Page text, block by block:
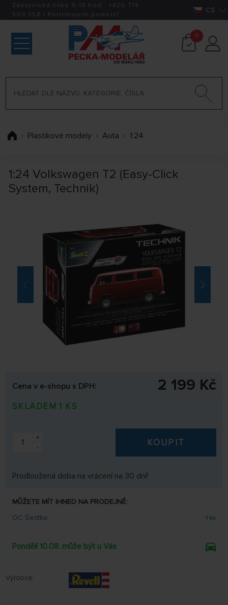
Zákaznická linka 9-18 hod.: +420 774
590 258 | Potřebujete pomoci? CS
0
Plastikové modely Auta 1:24
1:24 Volkswagen T2 (Easy-Click
System, Technik)
Cena v e-shopu s DPH: 2 199 Kč
SKLADEM 1 KS
+
-
KOUPIT
Prodloužená doba na vrácení na 30 dní!
MŮŽETE MÍT IHNED NA PRODEJNĚ:
OC Šestka
1 ks
Pondělí 10.08. může být u Vás
Výrobce: